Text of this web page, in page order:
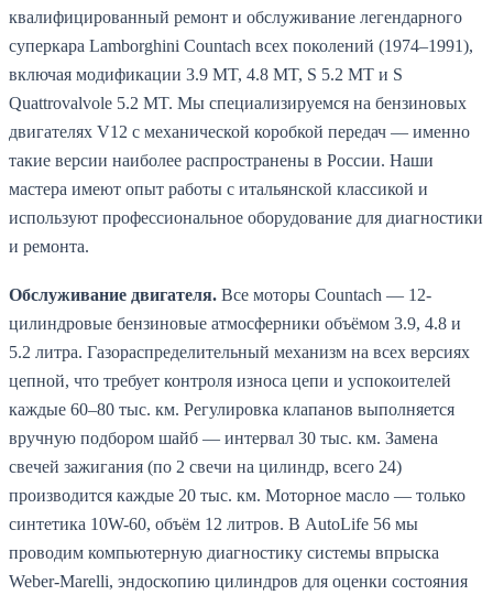
квалифицированный ремонт и обслуживание легендарного
суперкара Lamborghini Countach всех поколений (1974–1991),
включая модификации 3.9 MT, 4.8 MT, S 5.2 MT и S
Quattrovalvole 5.2 MT. Мы специализируемся на бензиновых
двигателях V12 с механической коробкой передач — именно
такие версии наиболее распространены в России. Наши
мастера имеют опыт работы с итальянской классикой и
используют профессиональное оборудование для диагностики
и ремонта.
Обслуживание двигателя. Все моторы Countach — 12-
цилиндровые бензиновые атмосферники объёмом 3.9, 4.8 и
5.2 литра. Газораспределительный механизм на всех версиях
цепной, что требует контроля износа цепи и успокоителей
каждые 60–80 тыс. км. Регулировка клапанов выполняется
вручную подбором шайб — интервал 30 тыс. км. Замена
свечей зажигания (по 2 свечи на цилиндр, всего 24)
производится каждые 20 тыс. км. Моторное масло — только
синтетика 10W-60, объём 12 литров. В AutoLife 56 мы
проводим компьютерную диагностику системы впрыска
Weber-Marelli, эндоскопию цилиндров для оценки состояния